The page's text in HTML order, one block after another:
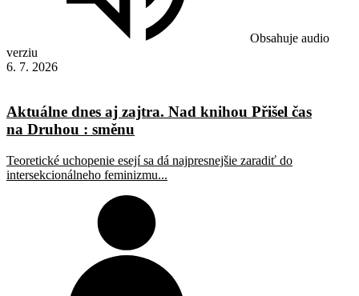
Obsahuje audio
verziu
6. 7. 2026
Aktuálne dnes aj zajtra. Nad knihou Přišel čas
na Druhou : směnu
Teoretické uchopenie esejí sa dá najpresnejšie zaradiť do
intersekcionálneho feminizmu...